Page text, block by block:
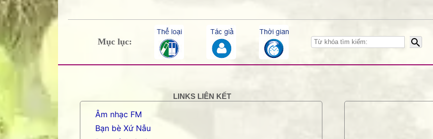
diễn đàn, một năm mới HẠNH PHÚC - AN KHANG - THỊNH VƯỢNG. Kính chúc
Thuydu
Xóa
Mục lục:
LINKS LIÊN KẾT
Âm nhạc FM
Bạn bè Xứ Nẫu